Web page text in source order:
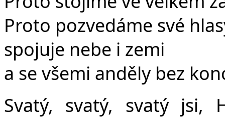
Proto pozvedáme své
spojuje nebe i zemi
a se všemi anděly bez
Svatý, svatý, svatý jsi,